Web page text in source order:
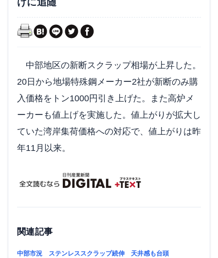
げに追随
中部地区の新断スクラップ相場が上昇した。
20日から地場特殊鋼メーカー2社が新断のみ購
入価格をトン1000円引き上げた。また高炉メ
ーカーも値上げを実施した。値上がりが拡大し
ていた湾岸集荷価格への対応で、値上がりは昨
年11月以来。
関連記事
中部市況 ステンレススクラップ続伸 天井感も台頭